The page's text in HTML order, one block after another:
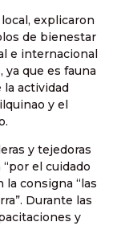
explicaron
de bienestar
e internacional
ya que es fauna
actividad
y el
y tejedoras
el cuidado
la consigna “las
Durante las
y